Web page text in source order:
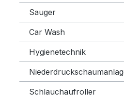
Sauger
Car Wash
Hygienetechnik
Schlauchaufroller